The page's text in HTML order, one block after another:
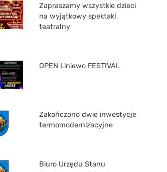
Zapraszamy wszystkie dzieci
na wyjątkowy spektakl
teatralny
OPEN Liniewo FESTIVAL
Zakończono dwie inwestycje
termomodernizacyjne
Biuro Urzędu Stanu